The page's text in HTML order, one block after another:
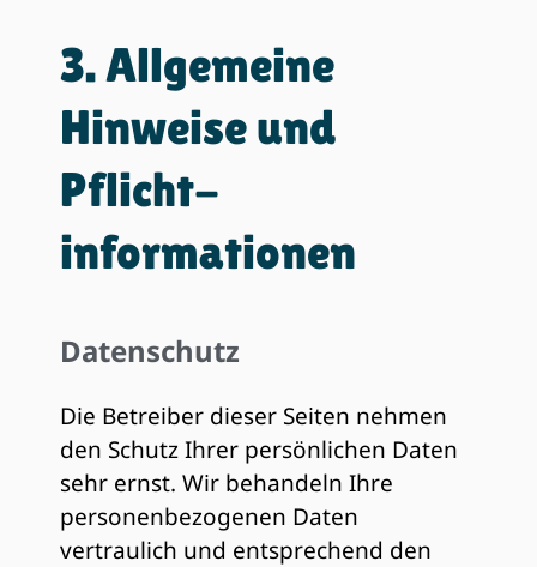
3. Allgemeine
Hinweise und
Pflicht­
informationen
Datenschutz
Die Betreiber dieser Seiten nehmen
den Schutz Ihrer persönlichen Daten
sehr ernst. Wir behandeln Ihre
personenbezogenen Daten
vertraulich und entsprechend den